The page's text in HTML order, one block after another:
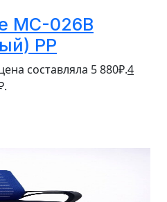
MC-026B
PP
составляла 5 880₽.4